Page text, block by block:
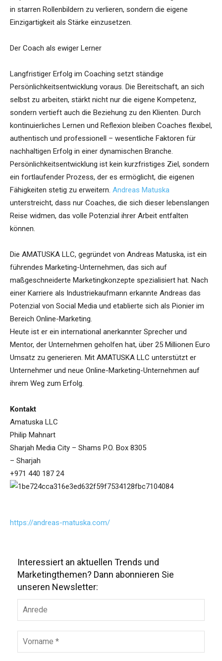
in starren Rollenbildern zu verlieren, sondern die eigene
Einzigartigkeit als Stärke einzusetzen.
Der Coach als ewiger Lerner
Langfristiger Erfolg im Coaching setzt ständige
Persönlichkeitsentwicklung voraus. Die Bereitschaft, an sich
selbst zu arbeiten, stärkt nicht nur die eigene Kompetenz,
sondern vertieft auch die Beziehung zu den Klienten. Durch
kontinuierliches Lernen und Reflexion bleiben Coaches flexibel,
authentisch und professionell – wesentliche Faktoren für
nachhaltigen Erfolg in einer dynamischen Branche.
Persönlichkeitsentwicklung ist kein kurzfristiges Ziel, sondern
ein fortlaufender Prozess, der es ermöglicht, die eigenen
Fähigkeiten stetig zu erweitern. Andreas Matuska
unterstreicht, dass nur Coaches, die sich dieser lebenslangen
Reise widmen, das volle Potenzial ihrer Arbeit entfalten
können.
Die AMATUSKA LLC, gegründet von Andreas Matuska, ist ein
führendes Marketing-Unternehmen, das sich auf
maßgeschneiderte Marketingkonzepte spezialisiert hat. Nach
einer Karriere als Industriekaufmann erkannte Andreas das
Potenzial von Social Media und etablierte sich als Pionier im
Bereich Online-Marketing.
Heute ist er ein international anerkannter Sprecher und
Mentor, der Unternehmen geholfen hat, über 25 Millionen Euro
Umsatz zu generieren. Mit AMATUSKA LLC unterstützt er
Unternehmer und neue Online-Marketing-Unternehmen auf
ihrem Weg zum Erfolg.
Kontakt
Amatuska LLC
Philip Mahnart
Sharjah Media City – Shams P.O. Box 8305
– Sharjah
+971 440 187 24
https://andreas-matuska.com/
Interessiert an aktuellen Trends und
Marketingthemen? Dann abonnieren Sie
unseren Newsletter: